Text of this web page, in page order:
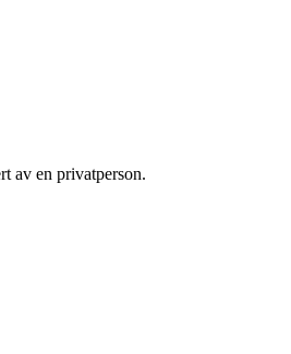
av en privatperson.